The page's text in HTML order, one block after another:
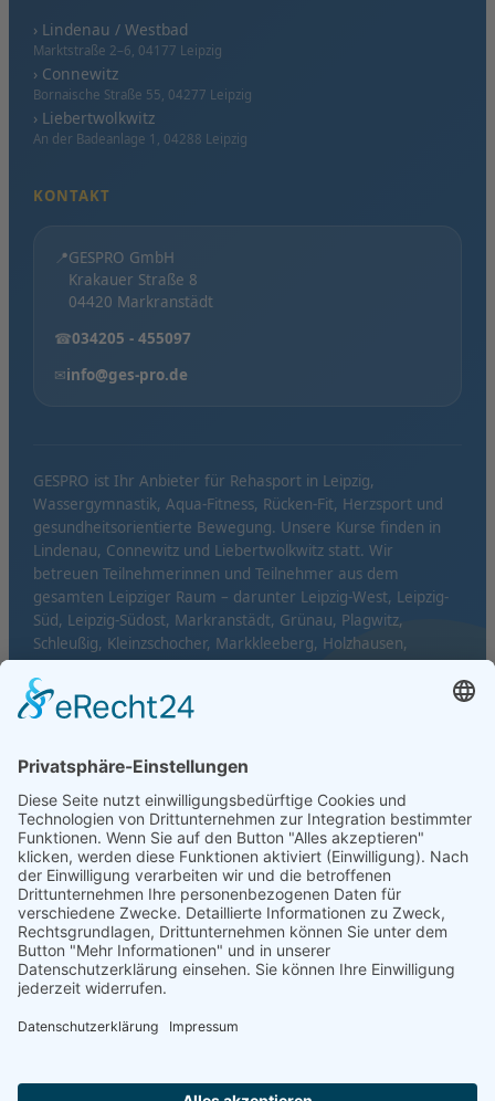
› Lindenau / Westbad
Marktstraße 2–6, 04177 Leipzig
› Connewitz
Bornaische Straße 55, 04277 Leipzig
› Liebertwolkwitz
An der Badeanlage 1, 04288 Leipzig
KONTAKT
📍GESPRO GmbH
Krakauer Straße 8
04420 Markranstädt
☎034205 - 455097
✉info@ges-pro.de
GESPRO ist Ihr Anbieter für Rehasport in Leipzig,
Wassergymnastik, Aqua-Fitness, Rücken-Fit, Herzsport und
gesundheitsorientierte Bewegung. Unsere Kurse finden in
Lindenau, Connewitz und Liebertwolkwitz statt. Wir
betreuen Teilnehmerinnen und Teilnehmer aus dem
gesamten Leipziger Raum – darunter Leipzig-West, Leipzig-
Süd, Leipzig-Südost, Markranstädt, Grünau, Plagwitz,
Schleußig, Kleinzschocher, Markkleeberg, Holzhausen,
Mölkau und Probstheida.
ImpressumDatenschutzKontaktStandorte
Made with
by TGS Webdesign
Home
Reha-Sport
Wassergymnastik
Herzsport
Kurse buchen
Rücken-Fit
Aqua-Fitness
Aqua-Active
Corporate Fitness
Standorte